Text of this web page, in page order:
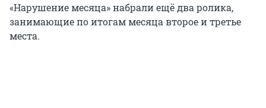
«Нарушение месяца» набрали ещё два ролика,
занимающие по итогам месяца второе и третье
места.